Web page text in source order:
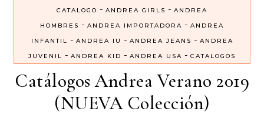
CATALOGO - ANDREA GIRLS - ANDREA
HOMBRES - ANDREA IMPORTADORA - ANDREA
INFANTIL
- ANDREA IU - ANDREA JEANS - ANDREA
JUVENIL
- ANDREA KID - ANDREA USA - CATALOGOS
Catálogos Andrea Verano 2019
(NUEVA Colección)